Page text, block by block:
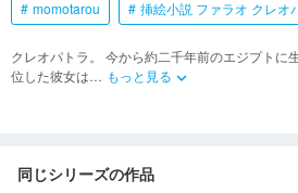
momotarou 挿絵小説 ファラオ クレオ
クレオパトラ。 今から約二千年前のエジプトに
位した彼女は… もっと見る keyboard_arrow_down
同じシリーズの作品